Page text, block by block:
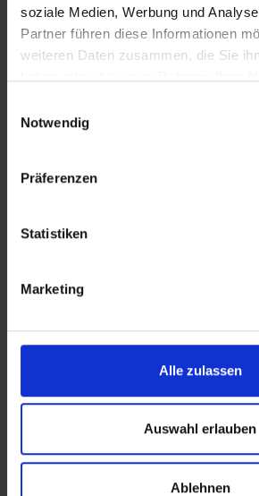
soziale Medien, Werbung und
Partner führen diese Informationen
weiteren Daten zusammen, die Sie
Notwendig
Präferenzen
Statistiken
Marketing
Alle zulassen
Auswahl erlauben
Ablehnen